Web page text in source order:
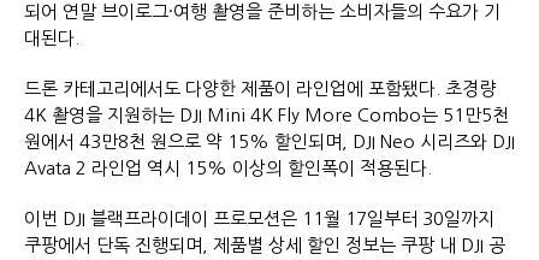
되어 연말 브이로그·여행 촬영을 준비하는 소비자들의 수요가 기
대된다.
드론 카테고리에서도 다양한 제품이 라인업에 포함됐다. 초경량
4K 촬영을 지원하는 DJI Mini 4K Fly More Combo는 51만5천
원에서 43만8천 원으로 약 15% 할인되며, DJI Neo 시리즈와 DJI
Avata 2 라인업 역시 15% 이상의 할인폭이 적용된다.
이번 DJI 블랙프라이데이 프로모션은 11월 17일부터 30일까지
쿠팡에서 단독 진행되며, 제품별 상세 할인 정보는 쿠팡 내 DJI 공